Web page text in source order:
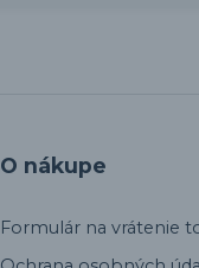
O nákupe
Formulár na vrátenie